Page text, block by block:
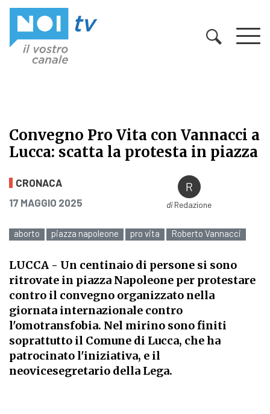
Convegno Pro Vita con Vannacci a
Lucca: scatta la protesta in piazza
Convegno Pro Vita con Vannacci
CRONACA
PUBBLICATO IL
17 MAGGIO 2025 diRedazione
aborto piazza napoleone pro vita Roberto Vannacci
LUCCA - Un centinaio di persone si sono
ritrovate in piazza Napoleone per protestare
contro il convegno organizzato nella
giornata internazionale contro
l'omotransfobia. Nel mirino sono finiti
soprattutto il Comune di Lucca, che ha
patrocinato l'iniziativa, e il
neovicesegretario della Lega.